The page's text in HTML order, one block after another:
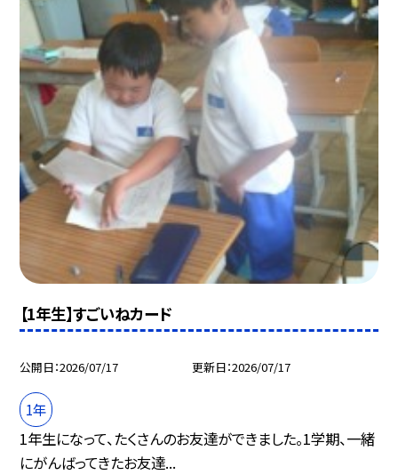
【1年生】すごいねカード
公開日 2026/07/17 更新日 2026/07/17
1年
1年生になって、たくさんのお友達ができました。1学期、一緒
にがんばってきたお友達...